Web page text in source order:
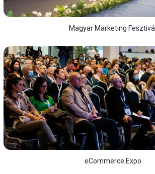
Magyar Marketing Fesztivál
eCommerce Expo